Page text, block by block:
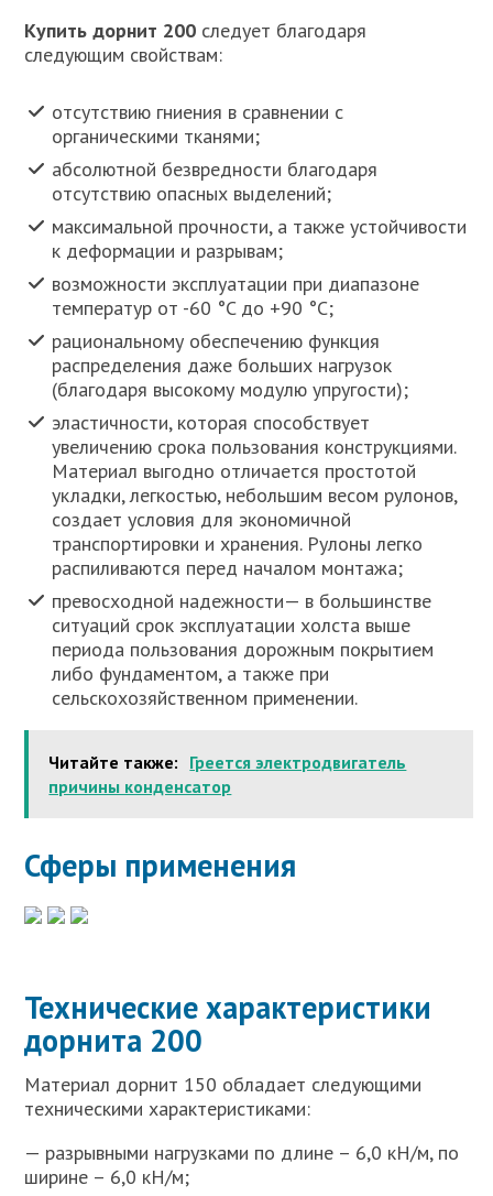
Купить дорнит 200 следует благодаря
следующим свойствам:
отсутствию гниения в сравнении с
органическими тканями;
абсолютной безвредности благодаря
отсутствию опасных выделений;
максимальной прочности, а также устойчивости
к деформации и разрывам;
возможности эксплуатации при диапазоне
температур от -60 °C до +90 °C;
рациональному обеспечению функция
распределения даже больших нагрузок
(благодаря высокому модулю упругости);
эластичности, которая способствует
увеличению срока пользования конструкциями.
Материал выгодно отличается простотой
укладки, легкостью, небольшим весом рулонов,
создает условия для экономичной
транспортировки и хранения. Рулоны легко
распиливаются перед началом монтажа;
превосходной надежности— в большинстве
ситуаций срок эксплуатации холста выше
периода пользования дорожным покрытием
либо фундаментом, а также при
сельскохозяйственном применении.
Читайте также: Греется электродвигатель
причины конденсатор
Сферы применения
Технические характеристики
дорнита 200
Материал дорнит 150 обладает следующими
техническими характеристиками:
— разрывными нагрузками по длине – 6,0 кН/м, по
ширине – 6,0 кН/м;